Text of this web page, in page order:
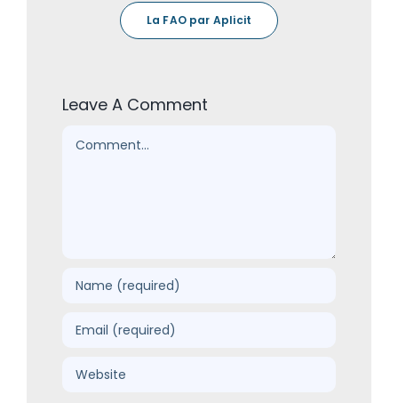
La FAO par Aplicit
Leave A Comment
Comment